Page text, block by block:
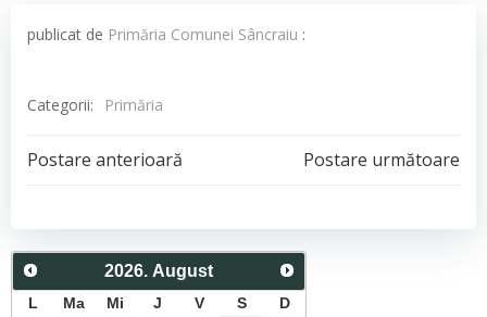
publicat de Primăria Comunei Sâncraiu :
Categorii: Primăria
Post
navigation
Postare anterioară
Post
navigation
Postare următoare
2026. August
L Ma Mi J V S
D